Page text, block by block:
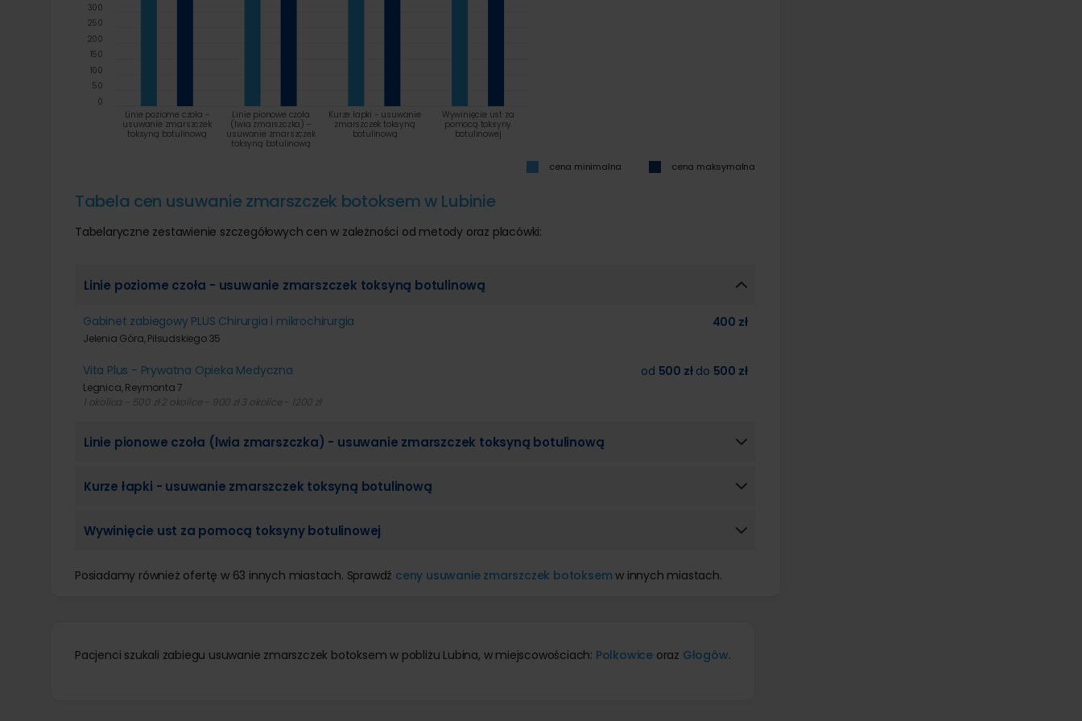
Linie poziome czoła -
usuwanie zmarszczek
toksyną botulinową
Linie pionowe czoła
(lwia zmarszczka) -
usuwanie zmarszczek
toksyną botulinową
Kurze łapki - usuwanie
zmarszczek toksyną
botulinową
Wywinięcie ust za
pomocą toksyny
botulinowej
0
50
100
150
200
250
300
cena minimalna cena maksymalna
Tabela cen usuwanie zmarszczek botoksem w Lubinie
Tabelaryczne zestawienie szczegółowych cen w zależności od metody oraz placówki:
Linie poziome czoła - usuwanie zmarszczek toksyną botulinową
Gabinet zabiegowy PLUS Chirurgia i mikrochirurgia
Jelenia Góra, Piłsudskiego 35
400 zł
Vita Plus - Prywatna Opieka Medyczna
Legnica, Reymonta 7
1 okolica - 500 zł 2 okolice - 900 zł 3 okolice - 1200 zł
od 500 zł do 500 zł
Linie pionowe czoła (lwia zmarszczka) - usuwanie zmarszczek toksyną botulinową
Kurze łapki - usuwanie zmarszczek toksyną botulinową
Wywinięcie ust za pomocą toksyny botulinowej
Posiadamy również ofertę w 63 innych miastach. Sprawdź ceny usuwanie zmarszczek botoksem w innych miastach.
Pacjenci szukali zabiegu usuwanie zmarszczek botoksem w pobliżu Lubina, w miejscowościach: Polkowice oraz Głogów.